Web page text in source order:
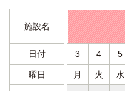
施設名
日付 3 4 5
曜日 月 火 水